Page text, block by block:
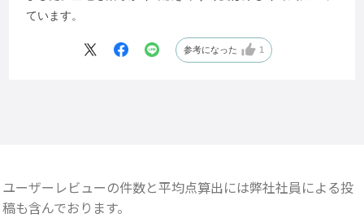
ています。
参考になった 1
ユーザーレビューの件数と平均点算出には弊社社員による投
稿も含んでおります。